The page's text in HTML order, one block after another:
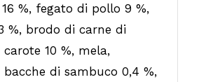
%, fegato di pollo 9 %,
%, brodo di carne di
10 %, mela,
di sambuco 0,4 %,